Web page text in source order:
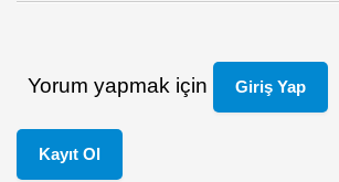
Yorum yapmak için Giriş Yap
Kayıt Ol